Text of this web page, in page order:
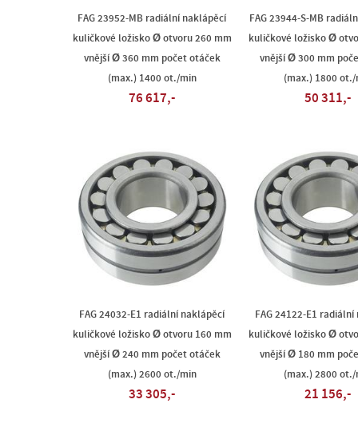
FAG 23952-MB radiální naklápěcí
kuličkové ložisko Ø otvoru 260 mm
vnější Ø 360 mm počet otáček
(max.) 1400 ot./min
76 617,-
FAG 23944-S-MB
kuličkové ložisko Ø
vnější Ø 300 mm
(max.) 1800 ot./
50 311,-
FAG 24032-E1 radiální naklápěcí
kuličkové ložisko Ø otvoru 160 mm
vnější Ø 240 mm počet otáček
(max.) 2600 ot./min
33 305,-
FAG 24122-E1
kuličkové ložisko Ø
vnější Ø 180 mm
(max.) 2800 ot./
21 156,-